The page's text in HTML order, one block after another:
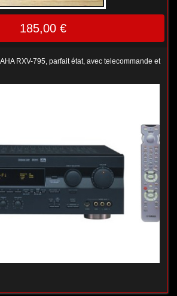
185,00 €
RXV-795, parfait état, avec telecommande et